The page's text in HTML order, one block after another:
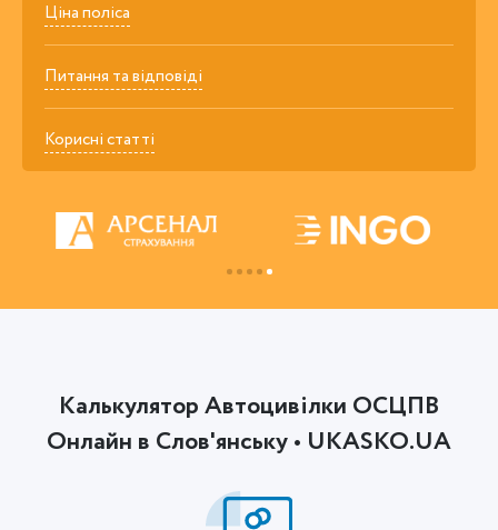
Ціна поліса
Питання та відповіді
Корисні статті
Калькулятор Автоцивілки ОСЦПВ
Онлайн в Слов'янську • UKASKO.UA